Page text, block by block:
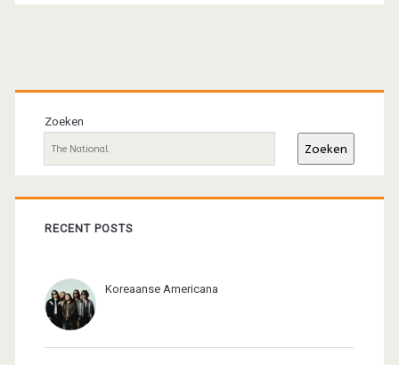
Primaire
sidebar
Zoeken
Zoeken
RECENT POSTS
Koreaanse Americana